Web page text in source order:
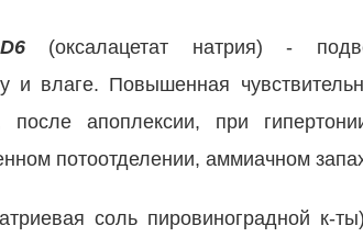
(оксалацетат натрия) -
и влаге. Повышенная
после апоплексии, при
потоотделении, аммиачном
соль пировиноградной к-